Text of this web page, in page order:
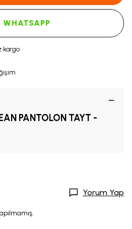
WHATSAPP
kargo
PANTOLON TAYT -
Yorum Yap